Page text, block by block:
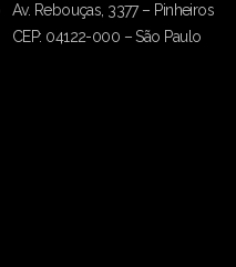
Av. Rebouças, 3377 – Pinheiros
CEP: 04122-000 – São Paulo